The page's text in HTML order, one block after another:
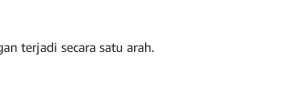
terjadi secara satu arah.